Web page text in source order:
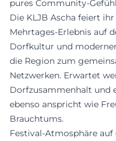
pures Community-Gefühl
Die KLJB Ascha feiert
Mehrtages-Erlebnis auf
Dorfkultur und
die Region zum
Netzwerken. Erwartet
Dorfzusammenhalt und
ebenso anspricht wie
Brauchtums.
Festival-Atmosphäre